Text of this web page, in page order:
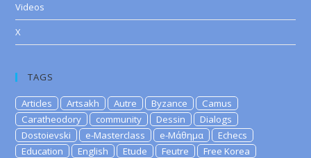
Videos
X
TAGS
Articles Artsakh Autre Byzance
Camus
Caratheodory
community Dessin
Dialogs
Dostoievski
e-Masterclass e-Μάθημα
Echecs
Education
English Etude Feutre
Free Korea